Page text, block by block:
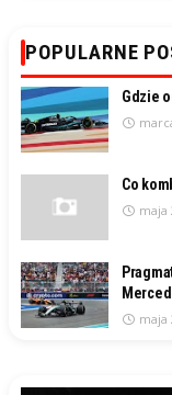
POPULARNE
Gdzie
Co
maja
maja